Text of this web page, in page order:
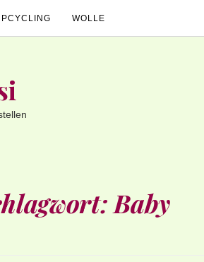
WOLLE
Baby